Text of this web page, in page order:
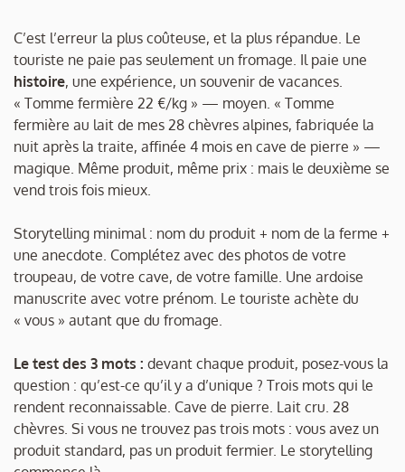
C’est l’erreur la plus coûteuse, et la plus répandue. Le
touriste ne paie pas seulement un fromage. Il paie une
histoire, une expérience, un souvenir de vacances.
« Tomme fermière 22 €/kg » — moyen. « Tomme
fermière au lait de mes 28 chèvres alpines, fabriquée la
nuit après la traite, affinée 4 mois en cave de pierre » —
magique. Même produit, même prix : mais le deuxième se
vend trois fois mieux.
Storytelling minimal : nom du produit + nom de la ferme +
une anecdote. Complétez avec des photos de votre
troupeau, de votre cave, de votre famille. Une ardoise
manuscrite avec votre prénom. Le touriste achète du
« vous » autant que du fromage.
Le test des 3 mots : devant chaque produit, posez-vous la
question : qu’est-ce qu’il y a d’unique ? Trois mots qui le
rendent reconnaissable. Cave de pierre. Lait cru. 28
chèvres. Si vous ne trouvez pas trois mots : vous avez un
produit standard, pas un produit fermier. Le storytelling